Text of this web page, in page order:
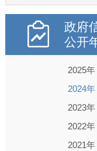
政府
公开
2025年
2024年
2023年
2022年
2021年